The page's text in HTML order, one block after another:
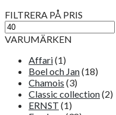
FILTRERA PÅ PRIS
Min
pris
VARUMÄRKEN
Affari(1)
Boel och Jan(18)
Chamois (3)
Classic collection(2)
ERNST (1)